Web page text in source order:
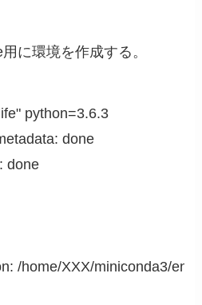
に環境を作成する。
python=3.6.3
done
done
/home/XXX/miniconda3/